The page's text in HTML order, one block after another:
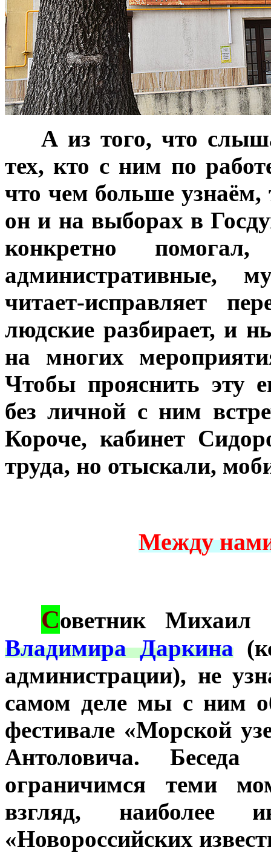
А из того, что
тех, кто с ним по
что чем больше
он и на выборах в
конкретно
административные,
читает-исправляет
людские разбирает, и
на многих
Чтобы прояснить эту
без личной с ним
Короче, кабинет
труда, но отыскали,
Между
Советник
Владимира Даркина
администрации), не
самом деле мы с ним
фестивале «Морской
Антоловича.
ограничимся теми
взгляд, наиболее
«Новороссийских